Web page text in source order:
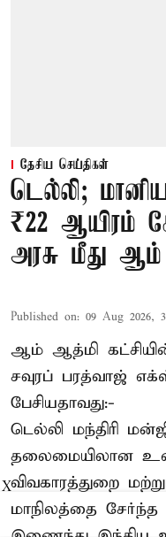
தேசிய செய்திகள்
டெல்லி;
₹22 ஆயிரம்
அரசு மீது ஆம்
Published on: 09 Aug 2026,
ஆம் ஆத்மி
சவுரப் பரத்வாஜ்
பேசியதாவது:-
டெல்லி மந்திரி
தலைமையிலான
விவகாரத்துறை
மாநிலத்தை
X